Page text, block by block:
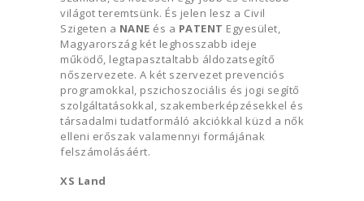
világot teremtsünk. És jelen lesz a Civil
Szigeten a NANE és a PATENT Egyesület,
Magyarország két leghosszabb ideje
működő, legtapasztaltabb áldozatsegítő
nőszervezete. A két szervezet prevenciós
programokkal, pszichoszociális és jogi segítő
szolgáltatásokkal, szakemberképzésekkel és
társadalmi tudatformáló akciókkal küzd a nők
elleni erőszak valamennyi formájának
felszámolásáért.
XS Land